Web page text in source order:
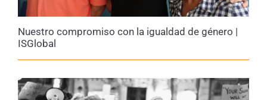
garantizar que todas las personas puedan
desarrollar sus capacidades sin limitaciones
impuestas por los roles de género. También
del proceso de investigación, desde el
planteamiento de hipótesis hasta la comunicación
Nuestro compromiso con la igualdad de género |
ISGlobal